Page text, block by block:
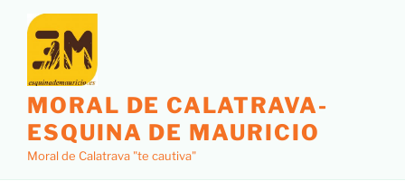
contenido
MORAL DE CALATRAVA-
ESQUINA DE MAURICIO
Moral de Calatrava "te cautiva"